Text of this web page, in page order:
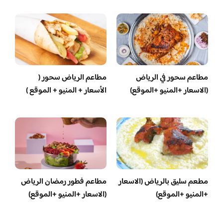
مطاعم سحور في الرياض
(الاسعار +المنيو +الموقع)
مطاعم الرياض سحور (
الأسعار + المنيو + الموقع )
مطعم سليق بالرياض (الاسعار
+المنيو +الموقع)
مطاعم فطور رمضان الرياض
(الاسعار +المنيو +الموقع)